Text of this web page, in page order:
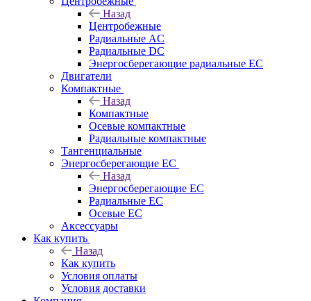
Назад
Центробежные
Радиальные AC
Радиальные DC
Энергосберегающие радиальные EC
Двигатели
Компактные
Назад
Компактные
Осевые компактные
Радиальные компактные
Тангенциальные
Энергосберегающие EC
Назад
Энергосберегающие EC
Радиальные EC
Осевые EC
Аксессуары
Как купить
Назад
Как купить
Условия оплаты
Условия доставки